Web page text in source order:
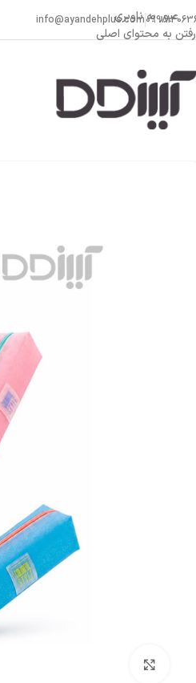
عبور به ناوبری
رفتن به محتوای اصلی
info@ayandehplus.com